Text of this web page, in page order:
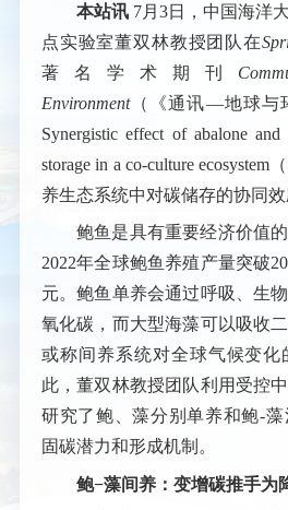
本站讯 7月3日，中国海洋
点实验室董双林教授团队在
著名学术期刊
Environment（《通讯—地球与
Synergistic effect of abalone and
storage in a co-culture ecosystem
养生态系统中对碳储存的协同效
鲍鱼是具有重要经济价值
2022年全球鲍鱼养殖产量突破
元。鲍鱼单养会通过呼吸、生
氧化碳，而大型海藻可以吸收
或称间养系统对全球气候变化
此，董双林教授团队利用受控
研究了鲍、藻分别单养和鲍-
固碳潜力和形成机制。
鲍−藻间养：变增碳推手为